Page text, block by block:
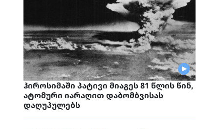
ჰიროსიმაში პატივი მიაგეს 81 წლის წინ,
ატომური იარაღით დაბომბვისას
დაღუპულებს